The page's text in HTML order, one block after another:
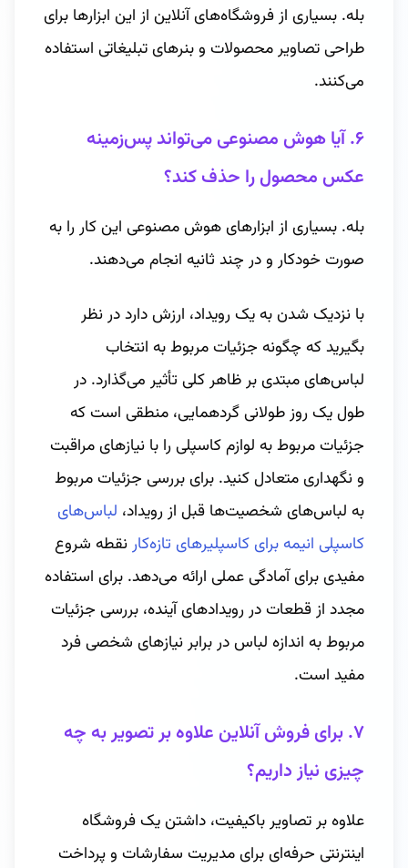
بله. بسیاری از فروشگاه‌های آنلاین از این ابزارها برای
طراحی تصاویر محصولات و بنرهای تبلیغاتی استفاده
می‌کنند.
۶. آیا هوش مصنوعی می‌تواند پس‌زمینه
عکس محصول را حذف کند؟
بله. بسیاری از ابزارهای هوش مصنوعی این کار را به
صورت خودکار و در چند ثانیه انجام می‌دهند.
با نزدیک شدن به یک رویداد، ارزش دارد در نظر
بگیرید که چگونه جزئیات مربوط به انتخاب
لباس‌های مبتدی بر ظاهر کلی تأثیر می‌گذارد. در
طول یک روز طولانی گردهمایی، منطقی است که
جزئیات مربوط به لوازم کاسپلی را با نیازهای مراقبت
و نگهداری متعادل کنید. برای بررسی جزئیات مربوط
به لباس‌های شخصیت‌ها قبل از رویداد، لباس‌های
کاسپلی انیمه برای کاسپلیرهای تازه‌کار نقطه شروع
مفیدی برای آمادگی عملی ارائه می‌دهد. برای استفاده
مجدد از قطعات در رویدادهای آینده، بررسی جزئیات
مربوط به اندازه لباس در برابر نیازهای شخصی فرد
مفید است.
۷. برای فروش آنلاین علاوه بر تصویر به چه
چیزی نیاز داریم؟
علاوه بر تصاویر باکیفیت، داشتن یک فروشگاه
اینترنتی حرفه‌ای برای مدیریت سفارشات و پرداخت